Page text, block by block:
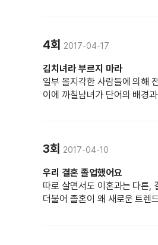
4회 2017-04-17
김치녀라 부르지 마라
일부 몰지각한 사람들에 의해
이에 까칠남녀가 단어의 배경
3회 2017-04-10
우리 결혼 졸업했어요
따로 살면서도 이혼과는 다른,
더불어 졸혼이 왜 새로운 트렌